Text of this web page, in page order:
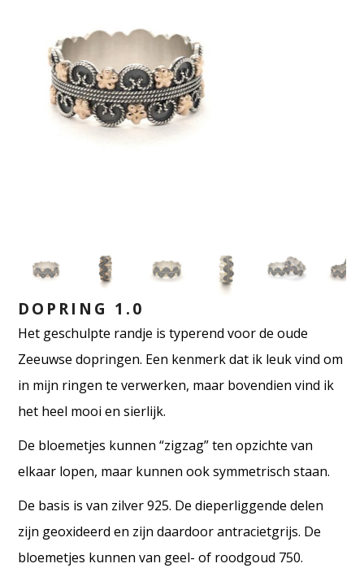
DOPRING 1.0
Het geschulpte randje is typerend voor de oude
Zeeuwse dopringen. Een kenmerk dat ik leuk vind om
in mijn ringen te verwerken, maar bovendien vind ik
het heel mooi en sierlijk.
De bloemetjes kunnen “zigzag” ten opzichte van
elkaar lopen, maar kunnen ook symmetrisch staan.
De basis is van zilver 925. De dieperliggende delen
zijn geoxideerd en zijn daardoor antracietgrijs. De
bloemetjes kunnen van geel- of roodgoud 750.